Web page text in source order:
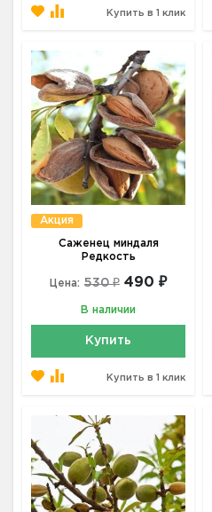
Купить в 1 клик
Акция
Саженец миндаля
Редкость
Цена: 530 ₽ 490 ₽
В наличии
Купить
Купить в 1 клик